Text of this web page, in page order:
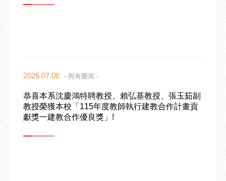
2026.07.06 - 與有榮焉 -
恭喜本系沈慶鴻特聘教授、賴弘基教授、張玉茹副
教授榮獲本校「115年度教師執行建教合作計畫貢
獻獎一建教合作優良獎」!